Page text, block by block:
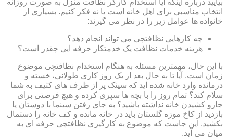
انتخاب مناسبی برای اهل خانه است یا نه فکر کنیم. بسیاری از
خانواده ها عوامل زیر را در نظر می گیرند:
چه کارهایی نظافتچی می تواند انجام دهد؟
هزینه خدمات نظافت یک خدمتکار حرفه ایی چقدر است؟
با این حال، مهمترین مسئله به هنگام استخدام نظافتچی موضوع
زمان است. آیا تا به حال بعد از یک روز کاری طولانی، خسته و
درمانده وارد خانه شده اید که سینک پر از ظرف های کثیف به شما
سلام کند؟ تمام روز را با بچه ها سپری کرده و هیچ فرصتی برای
جارو کشیدن خانه نداشته باشید؟ به جای رفتن سینما با دوستان یا
بازدید از کاخ موزه گلستان باید در خانه مانده و کف خانه را دستمال
بکشید. این جاست که موضوع به کارگیری نظافتچی حرفه ای به
میان می آید.